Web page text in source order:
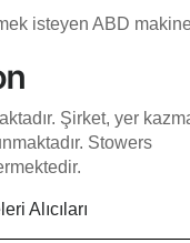
ABD makine
Şirket, yer
Stowers
Alıcıları